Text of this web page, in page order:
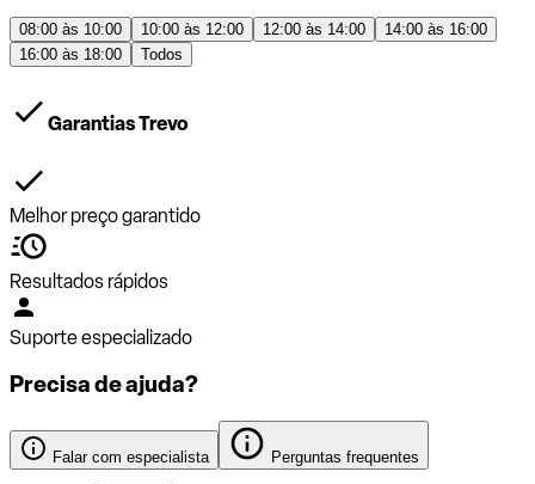
08:00 às 10:00 10:00 às 12:00 12:00 às 14:00
14:00 às 16:00
16:00 às 18:00
Todos
Garantias Trevo
Melhor preço garantido
Resultados rápidos
Suporte especializado
Precisa de ajuda?
Falar com especialista Perguntas frequentes